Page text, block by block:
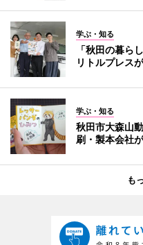
学ぶ・知る
「秋田の暮ら
リトルプレス
学ぶ・知る
秋田市大森山
刷・製本会社
も